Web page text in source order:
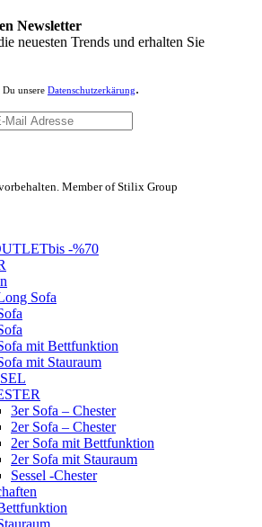
Newsletter
neuesten Trends und erhalten Sie
unsere Datenschutzerkärung.
Member of Stilix Group
bis -%70
Sofa
mit Bettfunktion
mit Stauraum
3er Sofa – Chester
2er Sofa – Chester
2er Sofa mit Bettfunktion
2er Sofa mit Stauraum
Sessel -Chester